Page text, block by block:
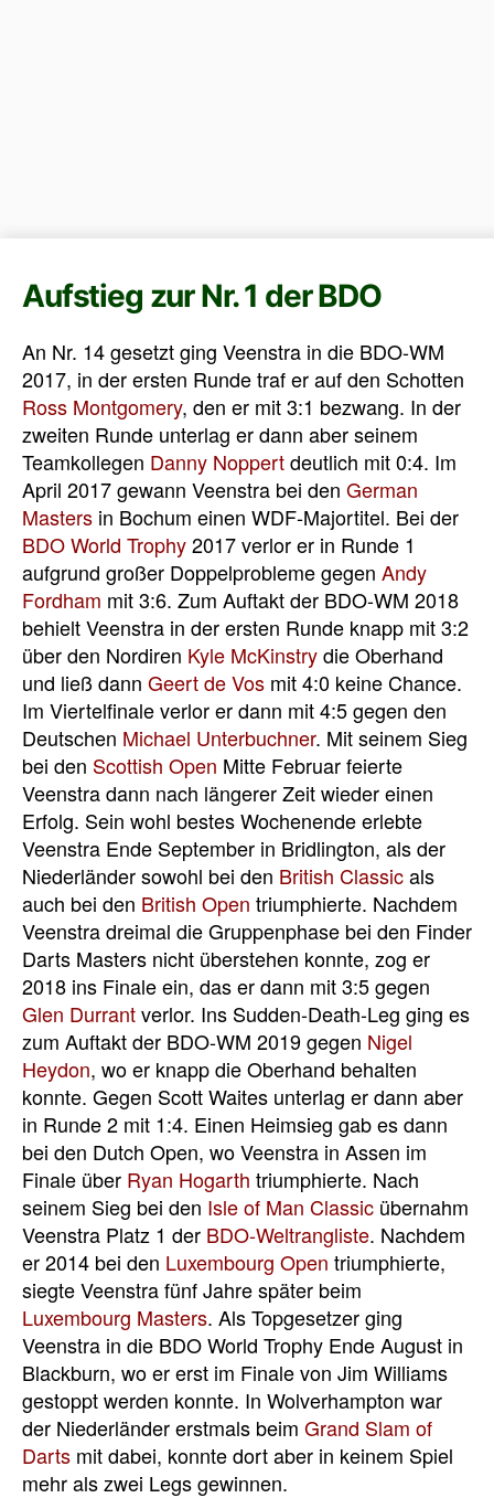
Aufstieg zur Nr. 1 der BDO
An Nr. 14 gesetzt ging Veenstra in die BDO-WM
2017, in der ersten Runde traf er auf den Schotten
Ross Montgomery, den er mit 3:1 bezwang. In der
zweiten Runde unterlag er dann aber seinem
Teamkollegen Danny Noppertdeutlich mit 0:4. Im
April 2017 gewann Veenstra bei den German
Masters in Bochum einen WDF-Majortitel. Bei der
BDO World Trophy2017 verlor er in Runde 1
aufgrund großer Doppelprobleme gegen Andy
Fordham mit 3:6. Zum Auftakt der BDO-WM 2018
behielt Veenstra in der ersten Runde knapp mit 3:2
über den Nordiren Kyle McKinstrydie Oberhand
und ließ dann Geert de Vos mit 4:0 keine Chance.
Im Viertelfinale verlor er dann mit 4:5 gegen den
Deutschen Michael Unterbuchner. Mit seinem Sieg
bei den Scottish Open Mitte Februar feierte
Veenstra dann nach längerer Zeit wieder einen
Erfolg. Sein wohl bestes Wochenende erlebte
Veenstra Ende September in Bridlington, als der
Niederländer sowohl bei den British Classicals
auch bei den British Open triumphierte. Nachdem
Veenstra dreimal die Gruppenphase bei den Finder
Darts Masters nicht überstehen konnte, zog er
2018 ins Finale ein, das er dann mit 3:5 gegen
Glen Durrantverlor. Ins Sudden-Death-Leg ging es
zum Auftakt der BDO-WM 2019 gegen Nigel
Heydon, wo er knapp die Oberhand behalten
konnte. Gegen Scott Waites unterlag er dann aber
in Runde 2 mit 1:4. Einen Heimsieg gab es dann
bei den Dutch Open, wo Veenstra in Assen im
Finale über Ryan Hogarth triumphierte. Nach
seinem Sieg bei den Isle of Man Classic übernahm
Veenstra Platz 1 der BDO-Weltrangliste. Nachdem
er 2014 bei den Luxembourg Open triumphierte,
siegte Veenstra fünf Jahre später beim
Luxembourg Masters. Als Topgesetzer ging
Veenstra in die BDO World Trophy Ende August in
Blackburn, wo er erst im Finale von Jim Williams
gestoppt werden konnte. In Wolverhampton war
der Niederländer erstmals beim Grand Slam of
Darts mit dabei, konnte dort aber in keinem Spiel
mehr als zwei Legs gewinnen.